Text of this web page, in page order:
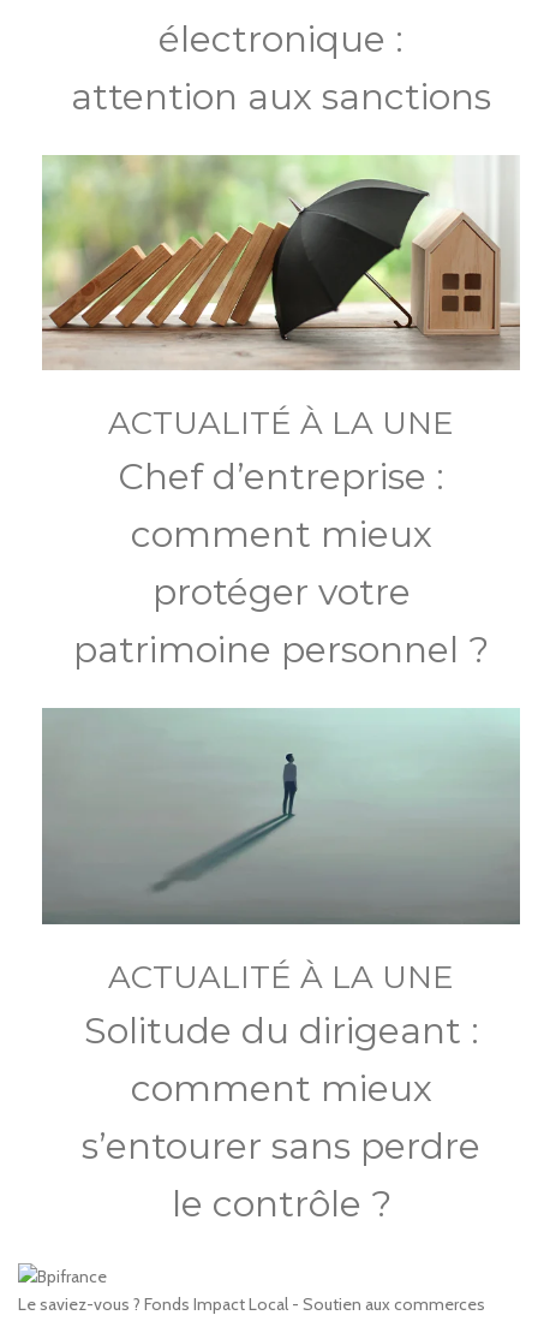
électronique :
attention aux sanctions
ACTUALITÉ À LA UNE
Chef d’entreprise :
comment mieux
protéger votre
patrimoine personnel ?
ACTUALITÉ À LA UNE
Solitude du dirigeant :
comment mieux
s’entourer sans perdre
le contrôle ?
Le saviez-vous ? Fonds Impact Local - Soutien aux commerces